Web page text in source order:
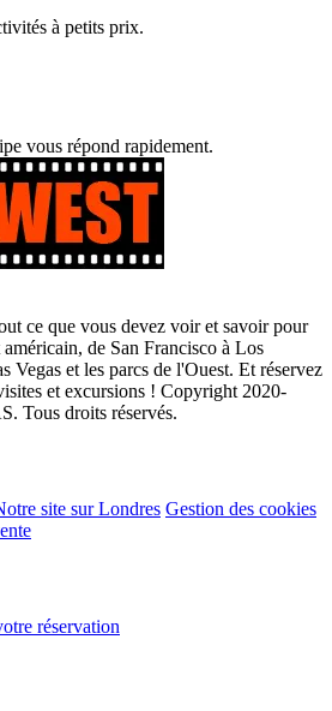
à petits prix.
vous répond rapidement.
ce que vous devez voir et savoir pour
de San Francisco à Los
Vegas et les parcs de l'Ouest. Et réservez
et excursions ! Copyright 2020-
Tous droits réservés.
site sur Londres Gestion des cookies
réservation